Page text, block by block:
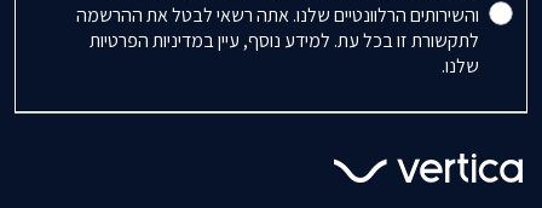
והשירותים הרלוונטיים שלנו. אתה רשאי לבטל את ההרשמה
לתקשורת זו בכל עת. למידע נוסף, עיין במדיניות הפרטיות
שלנו.